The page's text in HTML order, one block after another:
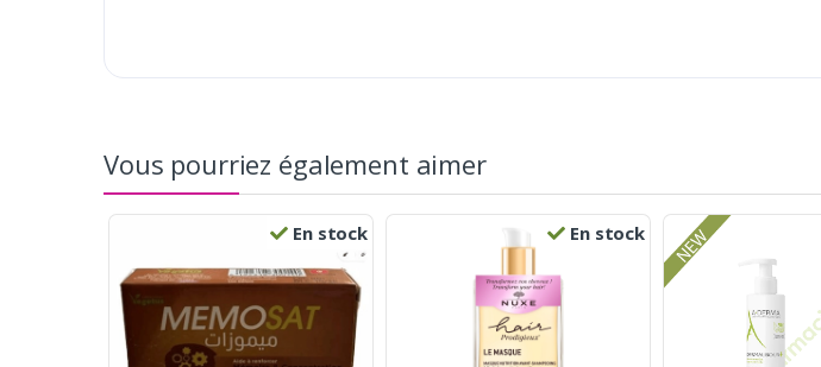
Vous pourriez également aimer
En stock En stock